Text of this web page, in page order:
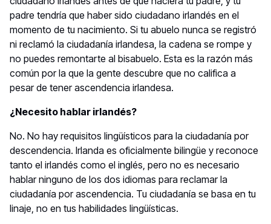
padre tendría que haber sido ciudadano irlandés en el
momento de tu nacimiento. Si tu abuelo nunca se registró
ni reclamó la ciudadanía irlandesa, la cadena se rompe y
no puedes remontarte al bisabuelo. Esta es la razón más
común por la que la gente descubre que no califica a
pesar de tener ascendencia irlandesa.
¿Necesito hablar irlandés?
No. No hay requisitos lingüísticos para la ciudadanía por
descendencia. Irlanda es oficialmente bilingüe y reconoce
tanto el irlandés como el inglés, pero no es necesario
hablar ninguno de los dos idiomas para reclamar la
ciudadanía por ascendencia. Tu ciudadanía se basa en tu
linaje, no en tus habilidades lingüísticas.